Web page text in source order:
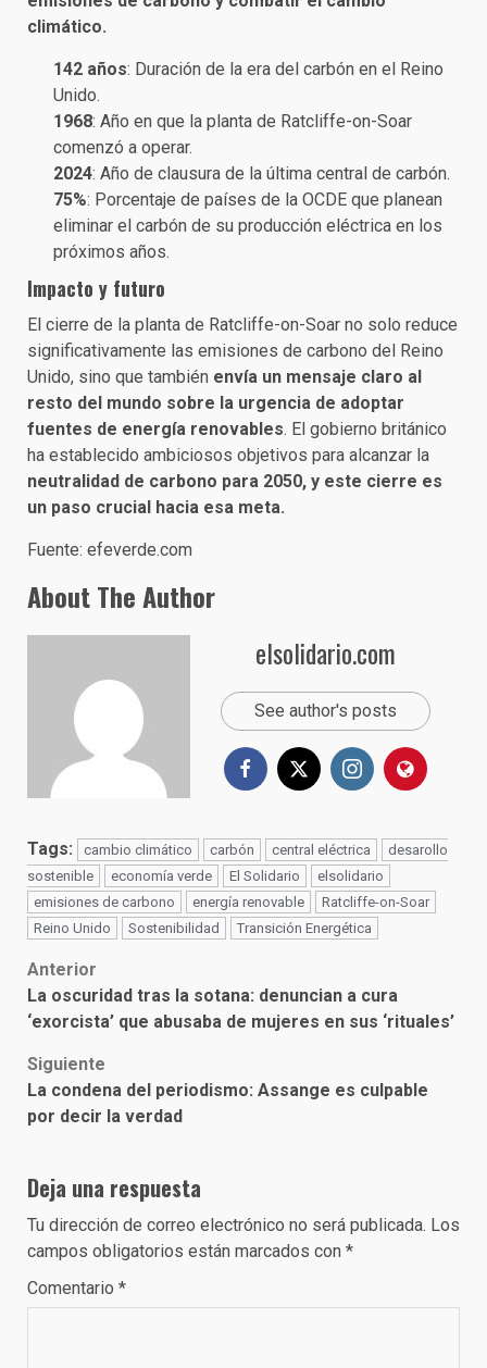
climático.
142 años: Duración de la era del carbón en el Reino
Unido.
1968: Año en que la planta de Ratcliffe-on-Soar
comenzó a operar.
2024: Año de clausura de la última central de carbón.
75%: Porcentaje de países de la OCDE que planean
eliminar el carbón de su producción eléctrica en los
próximos años.
Impacto y futuro
El cierre de la planta de Ratcliffe-on-Soar no solo reduce
significativamente las emisiones de carbono del Reino
Unido, sino que también envía un mensaje claro al
resto del mundo sobre la urgencia de adoptar
fuentes de energía renovables. El gobierno británico
ha establecido ambiciosos objetivos para alcanzar la
neutralidad de carbono para 2050, y este cierre es
un paso crucial hacia esa meta.
Fuente: efeverde.com
About The Author
elsolidario.com
See author's posts
Tags: cambio climático carbón central eléctrica
desarollo
sostenible
economía verde El Solidario
elsolidario
emisiones de carbono
energía renovable
Ratcliffe-on-Soar
Reino Unido
Sostenibilidad Transición Energética
Post
navigation
Anterior
La oscuridad tras la sotana: denuncian a cura
‘exorcista’ que abusaba de mujeres en sus ‘rituales’
Siguiente
La condena del periodismo: Assange es culpable
por decir la verdad
Deja una respuesta
Tu dirección de correo electrónico no será publicada. Los
campos obligatorios están marcados con *
Comentario *